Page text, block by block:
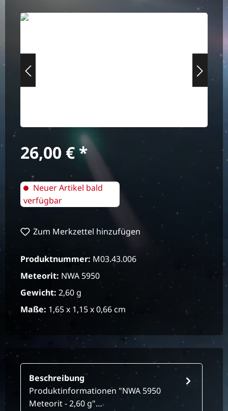
Bildergalerie überspringen
Regulärer Preis:
26,00 €
Neuer Artikel bald
verfügbar
Zum Merkzettel hinzufügen
Produktnummer: M03.43.006
Meteorit: NWA 5950
Gewicht:2,60 g
Maße: 1,65 x 1,15 x 0,66 cm
Beschreibung
Produktinformationen "NWA 5950
Meteorit - 2,60 g"…